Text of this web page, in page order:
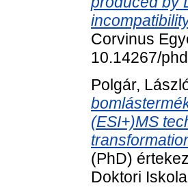
Corvinus
10.14267/
Polgár,
(ESI+)MS
(PhD)
Doktori